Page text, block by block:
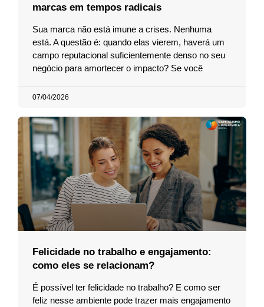
marcas em tempos radicais
Sua marca não está imune a crises. Nenhuma
está. A questão é: quando elas vierem, haverá um
campo reputacional suficientemente denso no seu
negócio para amortecer o impacto? Se você
07/04/2026
Felicidade no trabalho e engajamento:
como eles se relacionam?
É possível ter felicidade no trabalho? E como ser
feliz nesse ambiente pode trazer mais engajamento